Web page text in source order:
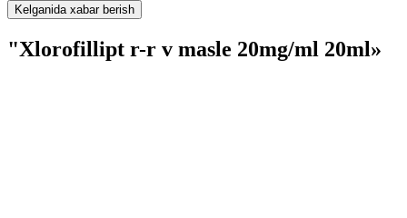
Kelganida xabar berish
"Xlorofillipt r-r v masle 20mg/ml 20ml»